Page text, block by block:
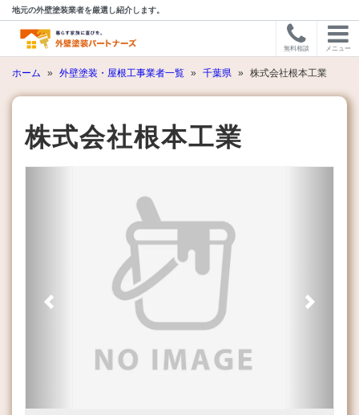
地元の外壁塗装業者を厳選し紹介します。
無料相談 メニュー
ホーム » 外壁塗装・屋根工事業者一覧 » 千葉県 » 株式会社根本工業
株式会社根本工業
Previous Next